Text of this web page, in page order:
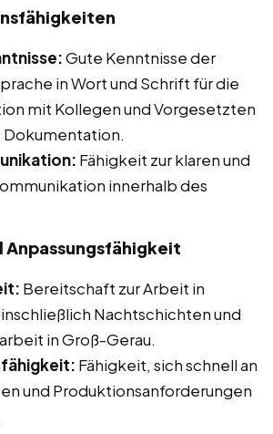
Gute Kenntnisse der
in Wort und Schrift für die
mit Kollegen und Vorgesetzten
Dokumentation.
Fähigkeit zur klaren und
innerhalb des
Bereitschaft zur Arbeit in
Nachtschichten und
in Groß-Gerau.
Fähigkeit, sich schnell an
und Produktionsanforderungen